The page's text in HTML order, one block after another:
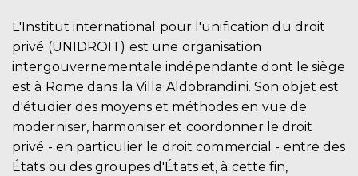
L'Institut international pour l'unification du droit
privé (UNIDROIT) est une organisation
intergouvernementale indépendante dont le siège
est à Rome dans la Villa Aldobrandini. Son objet est
d'étudier des moyens et méthodes en vue de
moderniser, harmoniser et coordonner le droit
privé - en particulier le droit commercial - entre des
États ou des groupes d'États et, à cette fin,